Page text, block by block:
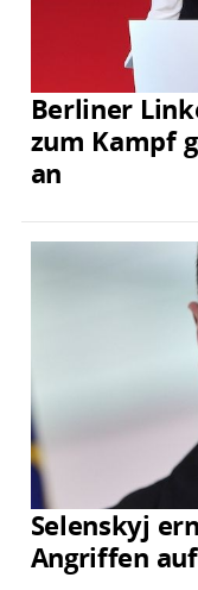
Berliner
zum Kampf
an
Selenskyj
Angriffen